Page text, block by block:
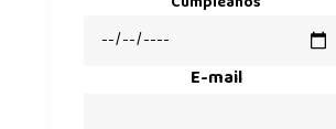
E-mail